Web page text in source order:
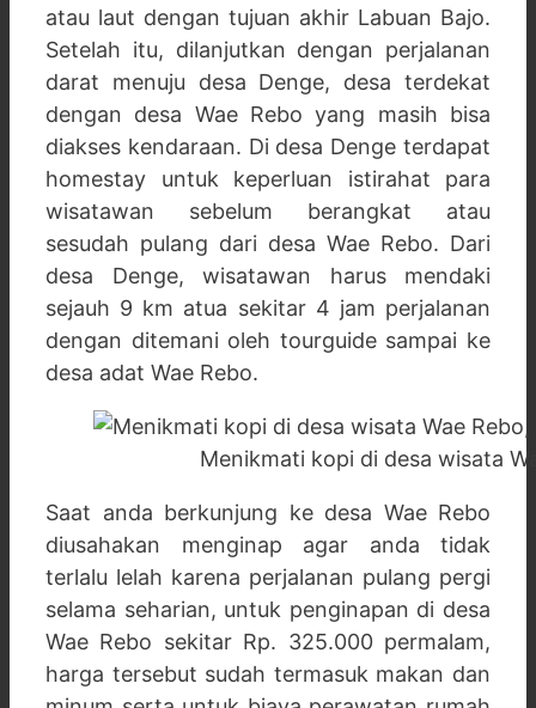
atau laut dengan tujuan akhir Labuan Bajo.
Setelah itu, dilanjutkan dengan perjalanan
darat menuju desa Denge, desa terdekat
dengan desa Wae Rebo yang masih bisa
diakses kendaraan. Di desa Denge terdapat
homestay untuk keperluan istirahat para
wisatawan sebelum berangkat atau
sesudah pulang dari desa Wae Rebo. Dari
desa Denge, wisatawan harus mendaki
sejauh 9 km atua sekitar 4 jam perjalanan
dengan ditemani oleh tourguide sampai ke
desa adat Wae Rebo.
Menikmati kopi di desa wisata
Saat anda berkunjung ke desa Wae Rebo
diusahakan menginap agar anda tidak
terlalu lelah karena perjalanan pulang pergi
selama seharian, untuk penginapan di desa
Wae Rebo sekitar Rp. 325.000 permalam,
harga tersebut sudah termasuk makan dan